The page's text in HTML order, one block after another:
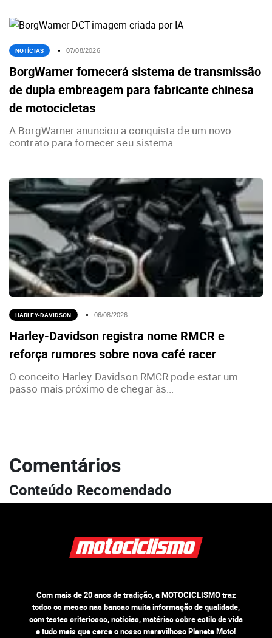
NOTÍCIAS 07/08/2026
BorgWarner fornecerá sistema de transmissão
de dupla embreagem para fabricante chinesa
de motocicletas
A BorgWarner anunciou a conquista de um novo
contrato para fornecer seu sistema...
HARLEY-DAVIDSON 06/08/2026
Harley-Davidson registra nome RMCR e
reforça rumores sobre nova café racer
O conceito Harley-Davidson RMCR pode estar um
passo mais próximo de chegar às...
Comentários
Conteúdo Recomendado
Com mais de 20 anos de tradição, a MOTOCICLISMO traz
todos os meses nas bancas muita informação de qualidade,
com testes criteriosos, notícias, matérias sobre estilo de vida
e tudo mais que cerca o nosso maravilhoso Planeta Moto!